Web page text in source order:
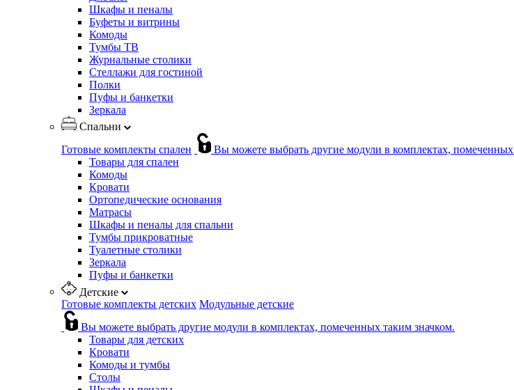
Шкафы и пеналы
Буфеты и витрины
Комоды
Тумбы ТВ
Журнальные столики
Стеллажи для гостиной
Полки
Пуфы и банкетки
Зеркала
Спальни
Готовые комплекты спален
Вы можете выбрать другие модули в комплектах, помеченных
Товары для спален
Комоды
Кровати
Ортопедические основания
Матрасы
Шкафы и пеналы для спальни
Тумбы прикроватные
Туалетные столики
Зеркала
Пуфы и банкетки
Детские
Готовые комплекты детских Модульные детские
Вы можете выбрать другие модули в комплектах, помеченных таким значком.
Товары для детских
Кровати
Комоды и тумбы
Столы